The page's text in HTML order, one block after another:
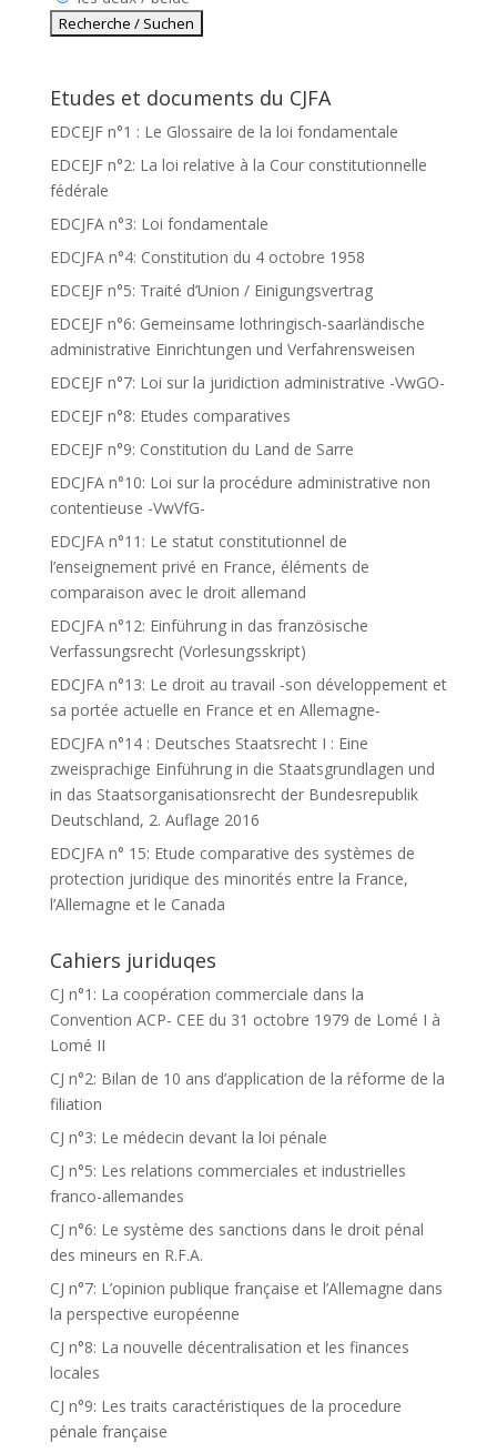
Etudes et documents du CJFA
EDCEJF n°1 : Le Glossaire de la loi fondamentale
EDCEJF n°2: La loi relative à la Cour constitutionnelle
fédérale
EDCJFA n°3: Loi fondamentale
EDCJFA n°4: Constitution du 4 octobre 1958
EDCEJF n°5: Traité d’Union / Einigungsvertrag
EDCEJF n°6: Gemeinsame lothringisch-saarländische
administrative Einrichtungen und Verfahrensweisen
EDCEJF n°7: Loi sur la juridiction administrative -VwGO-
EDCEJF n°8: Etudes comparatives
EDCEJF n°9: Constitution du Land de Sarre
EDCJFA n°10: Loi sur la procédure administrative non
contentieuse -VwVfG-
EDCJFA n°11: Le statut constitutionnel de
l’enseignement privé en France, éléments de
comparaison avec le droit allemand
EDCJFA n°12: Einführung in das französische
Verfassungsrecht (Vorlesungsskript)
EDCJFA n°13: Le droit au travail -son développement et
sa portée actuelle en France et en Allemagne-
EDCJFA n°14 : Deutsches Staatsrecht I : Eine
zweisprachige Einführung in die Staatsgrundlagen und
in das Staatsorganisationsrecht der Bundesrepublik
Deutschland, 2. Auflage 2016
EDCJFA n° 15: Etude comparative des systèmes de
protection juridique des minorités entre la France,
l’Allemagne et le Canada
Cahiers juriduqes
CJ n°1: La coopération commerciale dans la
Convention ACP- CEE du 31 octobre 1979 de Lomé I à
Lomé II
CJ n°2: Bilan de 10 ans d’application de la réforme de la
filiation
CJ n°3: Le médecin devant la loi pénale
CJ n°5: Les relations commerciales et industrielles
franco-allemandes
CJ n°6: Le système des sanctions dans le droit pénal
des mineurs en R.F.A.
CJ n°7: L’opinion publique française et l’Allemagne dans
la perspective européenne
CJ n°8: La nouvelle décentralisation et les finances
locales
CJ n°9: Les traits caractéristiques de la procedure
pénale française